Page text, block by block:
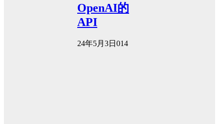
OpenAI的
API
24年5月3日 014